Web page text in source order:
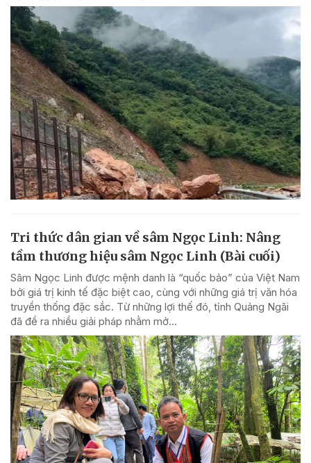
Tri thức dân gian về sâm Ngọc Linh: Nâng
tầm thương hiệu sâm Ngọc Linh (Bài cuối)
Sâm Ngọc Linh được mệnh danh là “quốc bảo” của Việt Nam
bởi giá trị kinh tế đặc biệt cao, cùng với những giá trị văn hóa
truyền thống đặc sắc. Từ những lợi thế đó, tỉnh Quảng Ngãi
đã đề ra nhiều giải pháp nhằm mở...